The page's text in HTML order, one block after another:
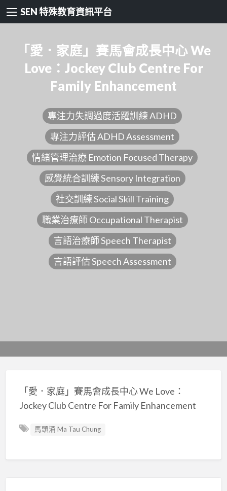
SEN 特殊教育資訊平台
「愛．家庭」賽馬會成長中心 We
Love：Jockey Club Centre For
Family Enhancement
專注力失調過度活躍訓練 ADHD
專注力評估 ADHD Assessment
情緒管理治療 Emotion Focused Therapy
感覺統合訓練 Sensory Integration
社交訓練 Social Skill Training
職業治療師 Occupational Therapist
言語治療師 Speech Therapist
言語評估 Speech Assessment
「愛．家庭」賽馬會成長中心 We Love：
Jockey Club Centre For Family Enhancement
馬頭涌 Ma Tau Chung